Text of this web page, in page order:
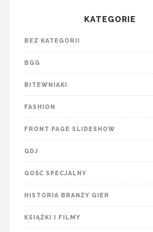
KATEGORIE
BEZ KATEGORII
BGG
BITEWNIAKI
FASHION
FRONT PAGE SLIDESHOW
GDJ
GOŚĆ SPECJALNY
HISTORIA BRANŻY GIER
KSIĄŻKI I FILMY